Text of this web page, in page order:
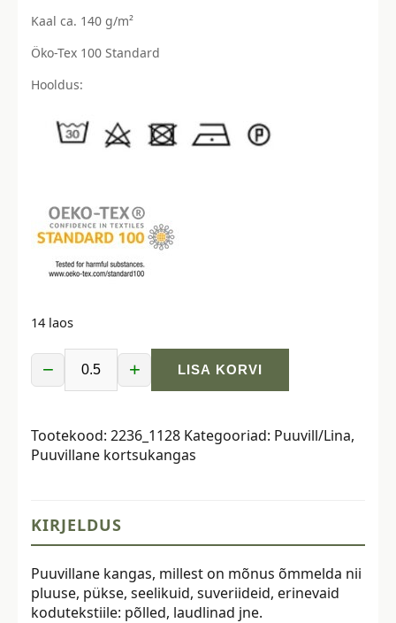
Kaal ca. 140 g/m²
Öko-Tex 100 Standard
Hooldus:
14 laos
−
Puuvillane
kortsukangas
valge
kogus
+ LISA KORVI
Tootekood: 2236_1128 Kategooriad: Puuvill/Lina,
Puuvillane kortsukangas
KIRJELDUS
Puuvillane kangas, millest on mõnus õmmelda nii
pluuse, pükse, seelikuid, suveriideid, erinevaid
kodutekstiile: põlled, laudlinad jne.